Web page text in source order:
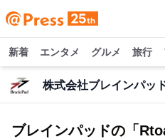
新着 エンタメ グルメ 旅行
株式会社ブレインパッ
ブレインパッドの「